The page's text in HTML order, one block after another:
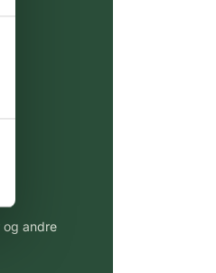
andre